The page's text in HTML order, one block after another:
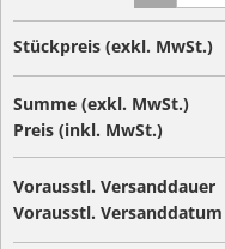
Stückpreis (exkl. MwSt.)
Summe (exkl. MwSt.)
Preis (inkl. MwSt.)
Vorausstl. Versanddauer
Vorausstl. Versanddatum